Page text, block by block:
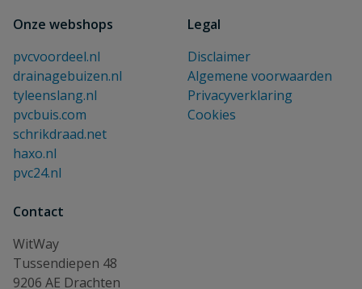
Onze webshops
pvcvoordeel.nl
drainagebuizen.nl
tyleenslang.nl
pvcbuis.com
schrikdraad.net
haxo.nl
pvc24.nl
Legal
Disclaimer
Algemene voorwaarden
Privacyverklaring
Cookies
Contact
WitWay
Tussendiepen 48
9206 AE Drachten